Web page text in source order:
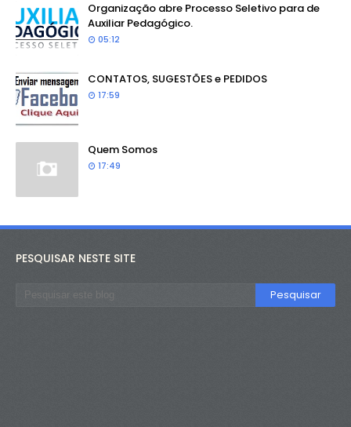
Organização abre Processo Seletivo para de
Auxiliar Pedagógico.
05:12
CONTATOS, SUGESTÕES e PEDIDOS
17:59
Quem Somos
17:49
PESQUISAR NESTE SITE